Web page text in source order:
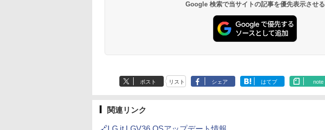
Google 検索で当サイトの記事を優先表示させる
ポスト リスト シェア はてブ note
関連リンク